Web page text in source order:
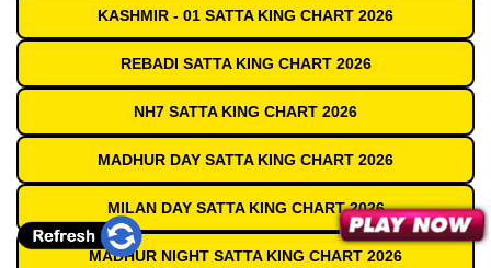
KASHMIR - 01 SATTA KING CHART 2026
REBADI SATTA KING CHART 2026
NH7 SATTA KING CHART 2026
MADHUR DAY SATTA KING CHART 2026
MILAN DAY SATTA KING CHART 2026
MADHUR NIGHT SATTA KING CHART 2026